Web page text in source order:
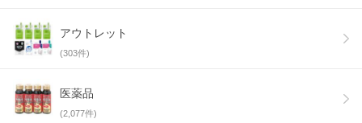
アウトレット
(303件)
医薬品
(2,077件)